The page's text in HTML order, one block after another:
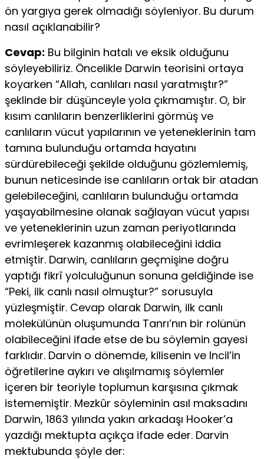
ön yargıya gerek olmadığı söyleniyor. Bu durum
nasıl açıklanabilir?
Cevap: Bu bilginin hatalı ve eksik olduğunu
söyleyebiliriz. Öncelikle Darwin teorisini ortaya
koyarken “Allah, canlıları nasıl yaratmıştır?”
şeklinde bir düşünceyle yola çıkmamıştır. O, bir
kısım canlıların benzerliklerini görmüş ve
canlıların vücut yapılarının ve yeteneklerinin tam
tamına bulunduğu ortamda hayatını
sürdürebileceği şekilde olduğunu gözlemlemiş,
bunun neticesinde ise canlıların ortak bir atadan
gelebileceğini, canlıların bulunduğu ortamda
yaşayabilmesine olanak sağlayan vücut yapısı
ve yeteneklerinin uzun zaman periyotlarında
evrimleşerek kazanmış olabileceğini iddia
etmiştir. Darwin, canlıların geçmişine doğru
yaptığı fikrî yolculuğunun sonuna geldiğinde ise
“Peki, ilk canlı nasıl olmuştur?” sorusuyla
yüzleşmiştir. Cevap olarak Darwin, ilk canlı
molekülünün oluşumunda Tanrı’nın bir rolünün
olabileceğini ifade etse de bu söylemin gayesi
farklıdır. Darvin o dönemde, kilisenin ve Incil’in
öğretilerine aykırı ve alışılmamış söylemler
içeren bir teoriyle toplumun karşısına çıkmak
istememiştir. Mezkûr söyleminin asıl maksadını
Darwin, 1863 yılında yakın arkadaşı Hooker’a
yazdığı mektupta açıkça ifade eder. Darvin
mektubunda şöyle der: